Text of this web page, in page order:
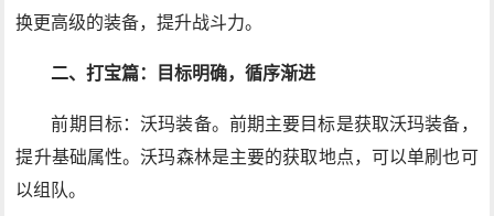
换更高级的装备，提升战斗力。
二、打宝篇：目标明确，循序渐进
前期目标：沃玛装备。前期主要目标是获取沃玛装备，
提升基础属性。沃玛森林是主要的获取地点，可以单刷也可
以组队。